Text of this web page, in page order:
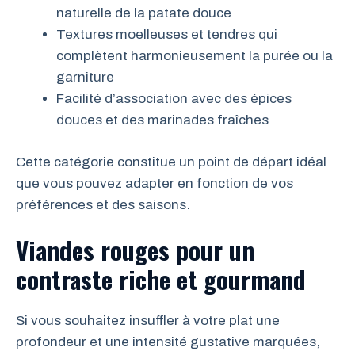
naturelle de la patate douce
Textures moelleuses et tendres qui
complètent harmonieusement la purée ou la
garniture
Facilité d’association avec des épices
douces et des marinades fraîches
Cette catégorie constitue un point de départ idéal
que vous pouvez adapter en fonction de vos
préférences et des saisons.
Viandes rouges pour un
contraste riche et gourmand
Si vous souhaitez insuffler à votre plat une
profondeur et une intensité gustative marquées,